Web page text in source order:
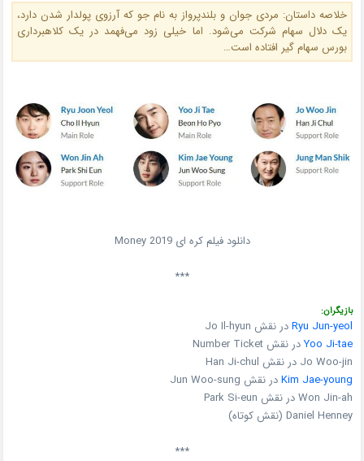
خلاصه داستان: مردی جوان و بلندپرواز به نام جو که آرزوی پولدار شدن دارد،
یک دلال سهام شرکت می‌شود. اما خیلی زود می‌فهمد در یک کلاهبرداری
بورس سهام گیر افتاده است…
دانلود فیلم کره ای Money 2019
***
بازیگران:
Ryu Jun-yeolدر نقش Jo Il-hyun
Yoo Ji-taeدر نقش Number Ticket
Jo Woo-jin در نقش Han Ji-chul
Kim Jae-youngدر نقش Jun Woo-sung
Won Jin-ah در نقش Park Si-eun
Daniel Henney (نقش کوتاه)
***